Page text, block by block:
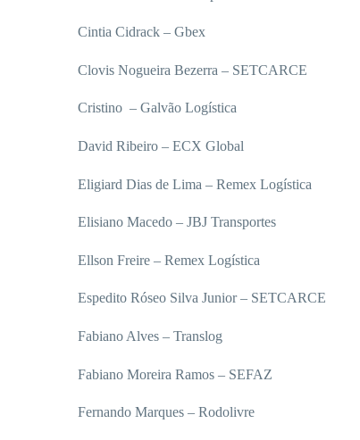
Cintia Cidrack – Gbex
Clovis Nogueira Bezerra – SETCARCE
Cristino – Galvão Logística
David Ribeiro – ECX Global
Eligiard Dias de Lima – Remex Logística
Elisiano Macedo – JBJ Transportes
Ellson Freire – Remex Logística
Espedito Róseo Silva Junior – SETCARCE
Fabiano Alves – Translog
Fabiano Moreira Ramos – SEFAZ
Fernando Marques – Rodolivre